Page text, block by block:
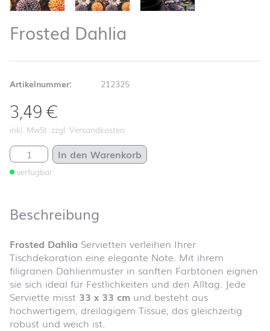
Frosted Dahlia
Artikelnummer: 212325
3,49€
inkl. MwSt. zzgl. Versandkosten
Frosted Dahlia Menge
verfügbar
In den Warenkorb
Beschreibung
Frosted Dahlia Servietten verleihen Ihrer
Tischdekoration eine elegante Note. Mit ihrem
filigranen Dahlienmuster in sanften Farbtönen eignen
sie sich ideal für Festlichkeiten und den Alltag. Jede
Serviette misst 33 x 33 cm und besteht aus
hochwertigem, dreilagigem Tissue, das gleichzeitig
robust und weich ist.